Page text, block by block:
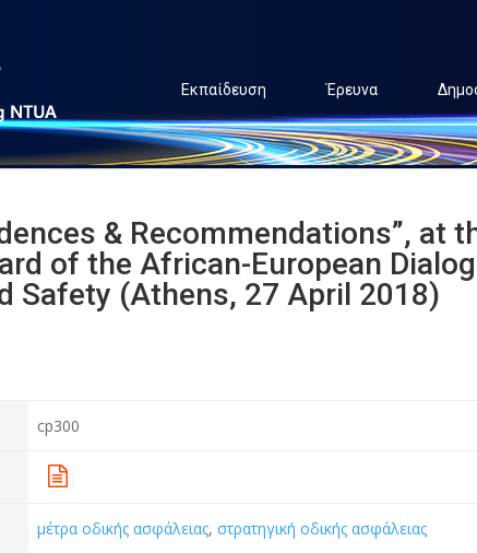
Εκπαίδευση Έρευνα
& Recommendations”, at
of the African-European
Safety (Athens, 27 April 2018)
cp300
μέτρα οδικής ασφάλειας,στρατηγική οδικής ασφάλειας